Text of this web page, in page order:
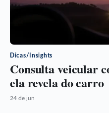
Dicas/Insights
Consulta veicular
ela revela do carro
24 de jun